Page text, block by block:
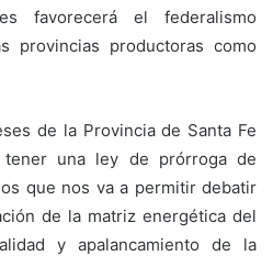
favorecerá el federalismo
provincias productoras como
de la Provincia de Santa Fe
una ley de prórroga de
que nos va a permitir debatir
de la matriz energética del
y apalancamiento de la